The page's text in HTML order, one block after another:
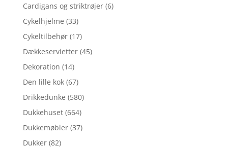
Cardigans og striktrøjer (6)
Cykelhjelme (33)
Cykeltilbehør (17)
Dækkeservietter (45)
Dekoration (14)
Den lille kok (67)
Drikkedunke (580)
Dukkehuset (664)
Dukkemøbler (37)
Dukker (82)